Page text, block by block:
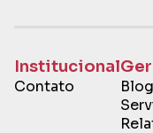
Institucional
Contato
Blog